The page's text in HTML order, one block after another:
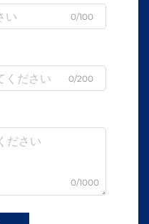
0/100
0/200
0/1000